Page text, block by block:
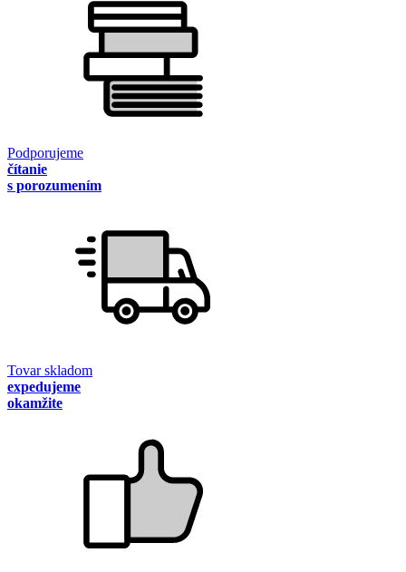
Podporujeme
čítanie
s porozumením
Tovar skladom
expedujeme
okamžite